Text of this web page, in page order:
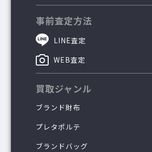
事前査定方法
LINE査定
WEB査定
買取ジャンル
ブランド財布
プレタポルテ
ブランドバッグ